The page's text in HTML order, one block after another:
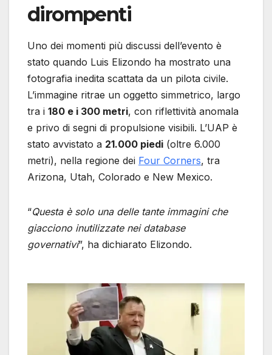
dirompenti
Uno dei momenti più discussi dell’evento è
stato quando Luis Elizondo ha mostrato una
fotografia inedita scattata da un pilota civile.
L’immagine ritrae un oggetto simmetrico, largo
tra i 180 e i 300 metri, con riflettività anomala
e privo di segni di propulsione visibili. L’UAP è
stato avvistato a 21.000 piedi (oltre 6.000
metri), nella regione dei Four Corners, tra
Arizona, Utah, Colorado e New Mexico.
“Questa è solo una delle tante immagini che
giacciono inutilizzate nei database
governativi”, ha dichiarato Elizondo.